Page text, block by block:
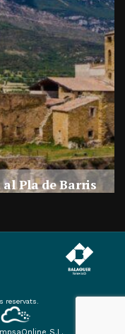
Pla de Barris
reservats.